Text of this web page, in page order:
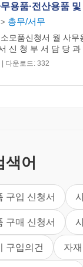
용품·전산용품
> 총무/서무
모품신청서 월 사무
신 청 부 서 담 당 과
다운로드: 332
색어
구입 신청서
구매 신청서
구입의건 자